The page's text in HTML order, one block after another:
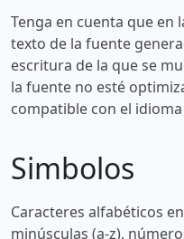
Tenga en cuenta que en
texto de la fuente
escritura de la que se
la fuente no esté
compatible con el
Simbolos
Caracteres alfabéticos
minúsculas (a-z),